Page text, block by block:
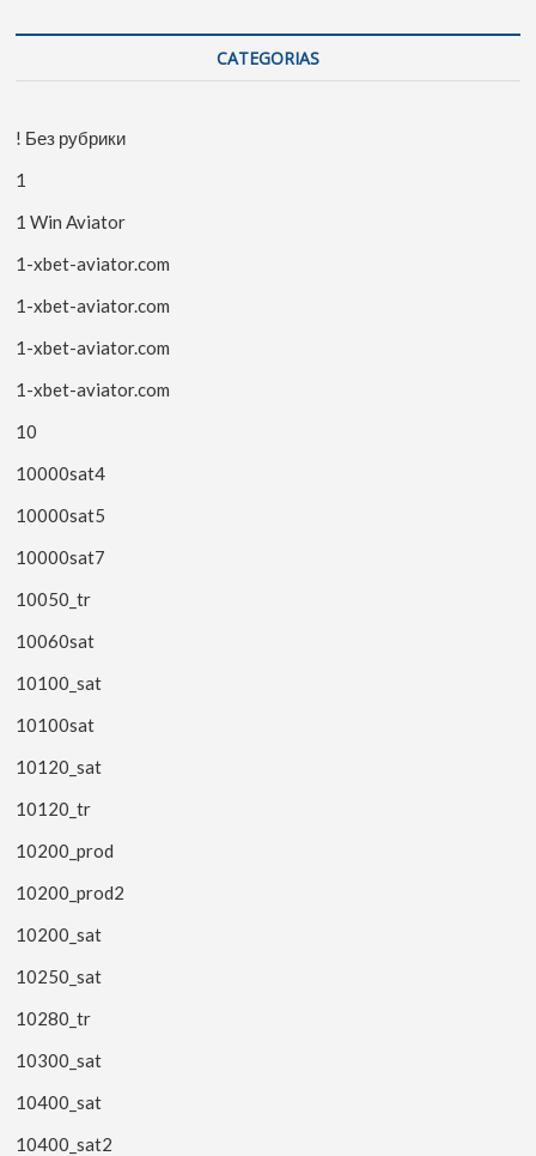
CATEGORIAS
! Без рубрики
1
1 Win Aviator
1-xbet-aviator.com
1-xbet-aviator.com
1-xbet-aviator.com
1-xbet-aviator.com
10
10000sat4
10000sat5
10000sat7
10050_tr
10060sat
10100_sat
10100sat
10120_sat
10120_tr
10200_prod
10200_prod2
10200_sat
10250_sat
10280_tr
10300_sat
10400_sat
10400_sat2